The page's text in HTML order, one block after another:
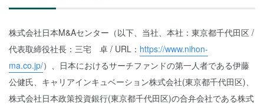
株式会社日本M&Aセンター（以下、当社、本社：東京都千代田区 /
代表取締役社長：三宅 卓 / URL： https://www.nihon-
ma.co.jp/）、日本におけるサーチファンドの第一人者である伊藤
公健氏、キャリアインキュベーション株式会社(東京都千代田区)、
株式会社日本政策投資銀行(東京都千代田区)の合弁会社である株式